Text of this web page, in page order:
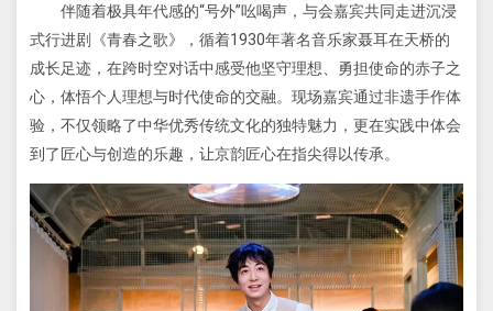
伴随着极具年代感的“号外”吆喝声，与会嘉宾共同走进沉浸
式行进剧《青春之歌》，循着1930年著名音乐家聂耳在天桥的
成长足迹，在跨时空对话中感受他坚守理想、勇担使命的赤子之
心，体悟个人理想与时代使命的交融。现场嘉宾通过非遗手作体
验，不仅领略了中华优秀传统文化的独特魅力，更在实践中体会
到了匠心与创造的乐趣， 让京韵匠心在指尖得以传承。